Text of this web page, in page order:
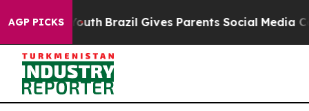
AGP PICKS
to Youth Brazil Gives Parents Social Media